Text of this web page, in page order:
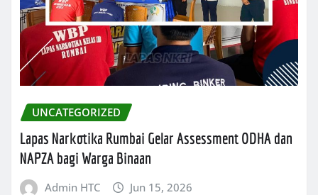
UNCATEGORIZED
Lapas Narkotika Rumbai Gelar Assessment ODHA dan
NAPZA bagi Warga Binaan
Admin HTC Jun 15, 2026